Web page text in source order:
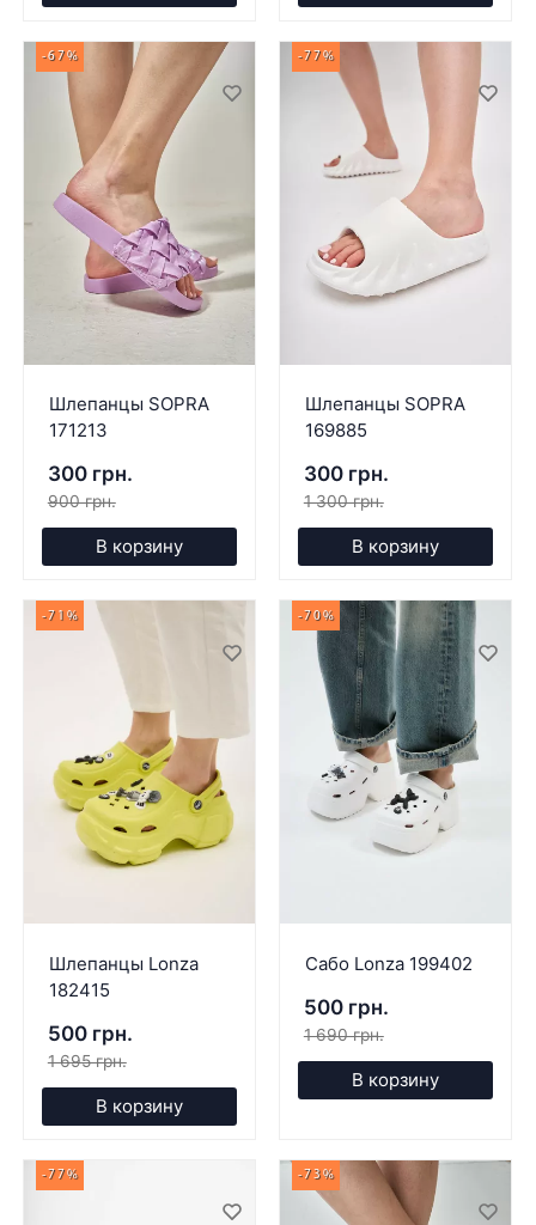
-67%
Шлепанцы SOPRA
171213
300 грн.
900 грн.
В корзину
-77%
Шлепанцы SOPRA
169885
300 грн.
1 300 грн.
В корзину
-71%
Шлепанцы Lonza
182415
500 грн.
1 695 грн.
В корзину
-70%
Сабо Lonza 199402
500 грн.
1 690 грн.
В корзину
-77% -73%